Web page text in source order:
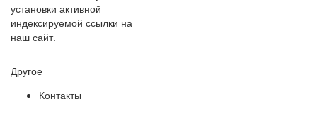
установки активной
индексируемой ссылки на
наш сайт.
Другое
Контакты